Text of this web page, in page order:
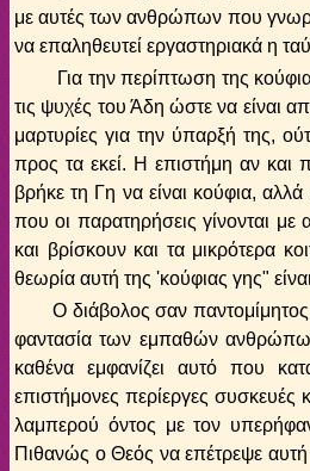
με αυτές των ανθρώπων που
να επαληθευτεί εργαστηριακά η
Για την περίπτωση της κούφιας
τις ψυχές του Άδη ώστε να είναι
μαρτυρίες για την ύπαρξή της,
προς τα εκεί. Η επιστήμη αν και
βρήκε τη Γη να είναι κούφια,
που οι παρατηρήσεις γίνονται
και βρίσκουν και τα μικρότερα
θεωρία αυτή της 'κούφιας γης"
Ο διάβολος σαν παντομίμητος
φαντασία των εμπαθών
καθένα εμφανίζει αυτό που
επιστήμονες περίεργες
λαμπερού όντος με τον
Πιθανώς ο Θεός να επέτρεψε